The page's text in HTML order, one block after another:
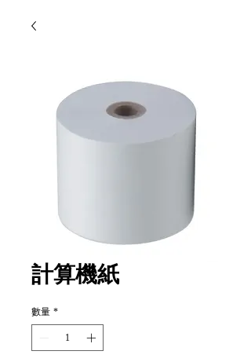
計算機紙
數量 *